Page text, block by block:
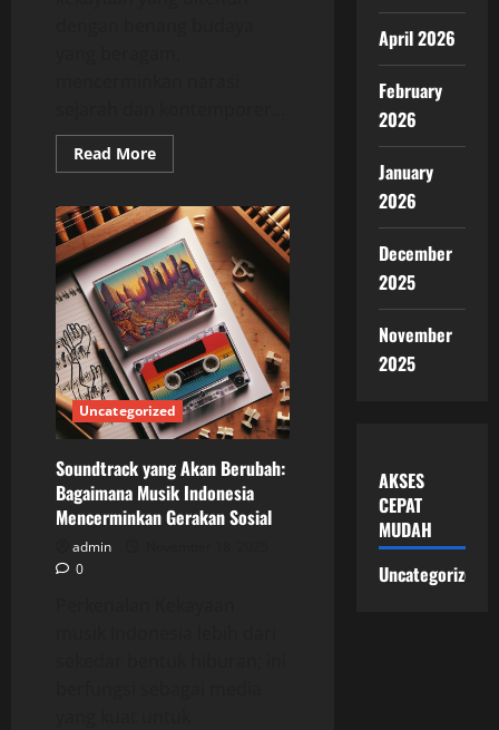
Read MoreRead
more
vs
Kontemporer:
Dikotomi
Musik
Indonesia
Saat
Ini
Uncategorized
Soundtrack yang Akan Berubah:
Bagaimana Musik Indonesia
Mencerminkan Gerakan Sosial
admin
0
April 2026
February
2026
January
2026
December
2025
November
2025
AKSES
CEPAT
MUDAH
Uncategorized